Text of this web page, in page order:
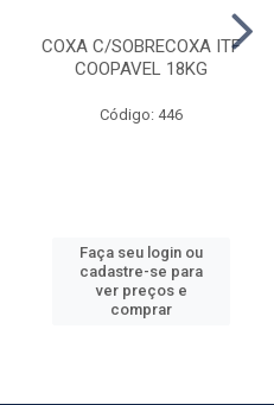
COXA C/SOBRECOXA ITF
COOPAVEL 18KG
Código: 446
Faça seu login ou
cadastre-se para
ver preços e
comprar